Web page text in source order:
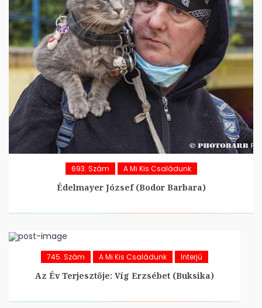
693. Szám A Mi Kis Családunk
Édelmayer József (Bodor Barbara)
745. Szám A Mi Kis Családunk Interjú
Az Év Terjesztője: Víg Erzsébet (Buksika)